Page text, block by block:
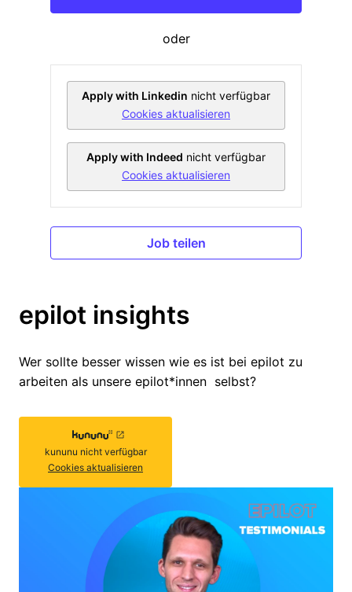
oder
Apply with Linkedin nicht verfügbar
Cookies aktualisieren
Apply with Indeed nicht verfügbar
Cookies aktualisieren
Job teilen
epilot insights
Wer sollte besser wissen wie es ist bei epilot zu
arbeiten als unsere epilot*innen  selbst?
kununu nicht verfügbar
Cookies aktualisieren